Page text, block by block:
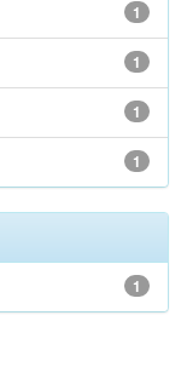
1
1
1
1
1